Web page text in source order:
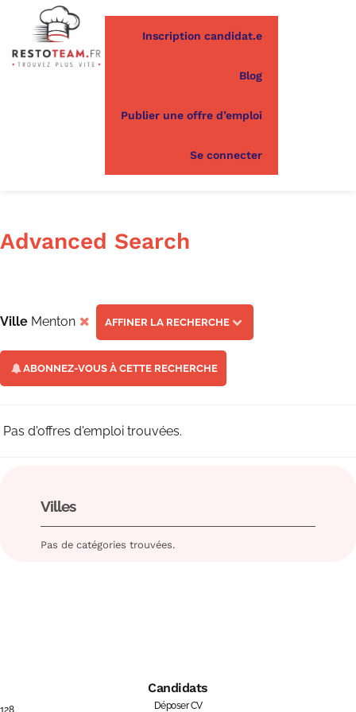
Inscription candidat.e
Blog
Publier une offre d’emploi
Se connecter
Advanced Search
Ville Menton AFFINER LA RECHERCHE
ABONNEZ-VOUS À CETTE RECHERCHE
Pas d'offres d'emploi trouvées.
Villes
Pas de catégories trouvées.
128
Candidats
Déposer CV